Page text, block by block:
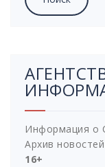
Информация о
Архив
16+